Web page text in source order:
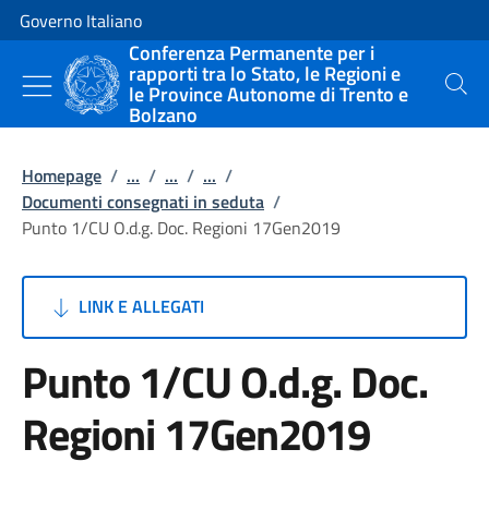
Vai al contenuto
Vai alla navigazione del sito
Governo Italiano
Conferenza Permanente per i
rapporti tra lo Stato, le Regioni e
le Province Autonome di Trento e
Bolzano
Cerca
Homepage / ... / ... / ... /
Documenti consegnati in seduta /
Punto 1/CU O.d.g. Doc. Regioni 17Gen2019
LINK E ALLEGATI
Punto 1/CU O.d.g. Doc.
Regioni 17Gen2019